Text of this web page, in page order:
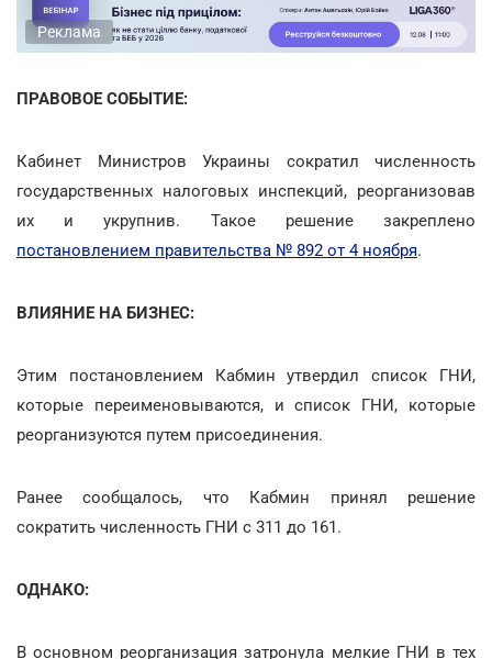
Реклама
ПРАВОВОЕ СОБЫТИЕ:
Кабинет Министров Украины сократил численность
государственных налоговых инспекций, реорганизовав
их и укрупнив. Такое решение закреплено
постановлением правительства № 892 от 4 ноября.
ВЛИЯНИЕ НА БИЗНЕС:
Этим постановлением Кабмин утвердил список ГНИ,
которые переименовываются, и список ГНИ, которые
реорганизуются путем присоединения.
Ранее сообщалось, что Кабмин принял решение
сократить численность ГНИ с 311 до 161.
ОДНАКО:
В основном реорганизация затронула мелкие ГНИ в тех